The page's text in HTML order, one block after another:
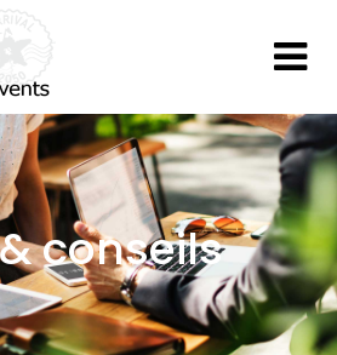
conseils